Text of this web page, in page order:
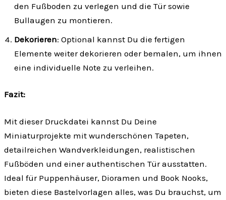
den Fußboden zu verlegen und die Tür sowie
Bullaugen zu montieren.
Dekorieren: Optional kannst Du die fertigen
Elemente weiter dekorieren oder bemalen, um ihnen
eine individuelle Note zu verleihen.
Fazit:
Mit dieser Druckdatei kannst Du Deine
Miniaturprojekte mit wunderschönen Tapeten,
detailreichen Wandverkleidungen, realistischen
Fußböden und einer authentischen Tür ausstatten.
Ideal für Puppenhäuser, Dioramen und Book Nooks,
bieten diese Bastelvorlagen alles, was Du brauchst, um